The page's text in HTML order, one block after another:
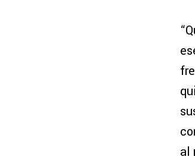
al